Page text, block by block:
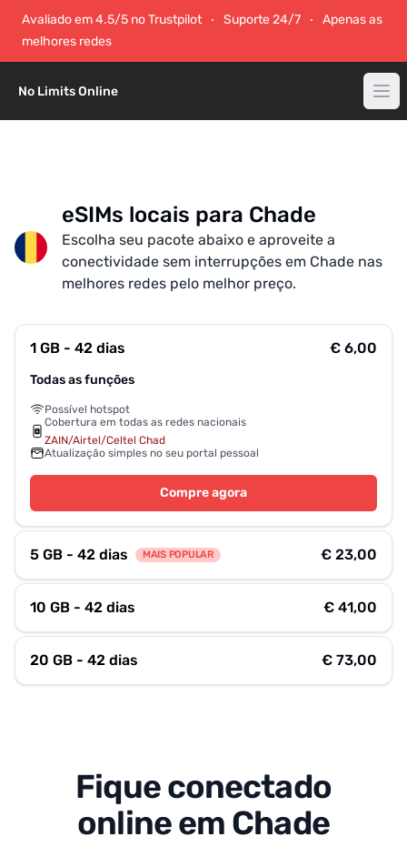
Avaliado em 4.5/5 no Trustpilot Suporte 24/7
Apenas as
melhores redes
No Limits Online
eSIMs locais para Chade
Escolha seu pacote abaixo e aproveite a
conectividade sem interrupções em Chade nas
melhores redes pelo melhor preço.
1 GB - 42 dias € 6,00
Todas as funções
Possível hotspot
Cobertura em todas as redes nacionais
ZAIN/Airtel/Celtel Chad
Atualização simples no seu portal pessoal
Compre agora
5 GB - 42 dias MAIS POPULAR € 23,00
10 GB - 42 dias € 41,00
20 GB - 42 dias € 73,00
Fique conectado
online em Chade